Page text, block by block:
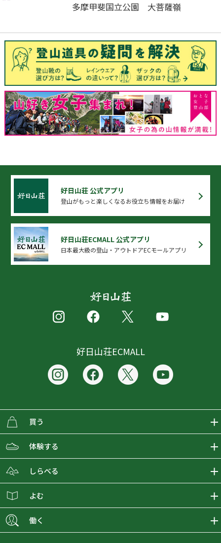
多摩甲斐国立公園 大菩薩嶺
好日山荘 公式アプリ
登山がもっと楽しくなるお役立ち情報をお届け
好日山荘ECMALL 公式アプリ
日本最大級の登山・アウトドアECモールアプリ
好日山荘ECMALL
買う
ECMALLの商品をさがす
取り扱いブランド一覧
ショップブログ
会員募集
体験する
おとな女子登山部
グラビティリサーチ
しらべる
登山レポート
よむ
働く